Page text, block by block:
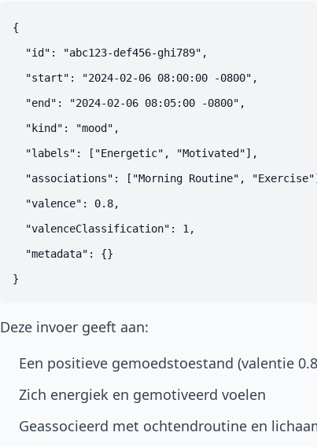
{
  "id": "abc123-def456-ghi789",
  "start": "2024-02-06 08:00:00 -0800",
  "end": "2024-02-06 08:05:00 -0800",
  "kind": "mood",
  "labels": ["Energetic", "Motivated"],
"associations": ["Morning Routine",
  "valence": 0.8,
  "valenceClassification": 1,
  "metadata": {}
Deze invoer geeft aan:
Een positieve gemoedstoestand (valentie
Zich energiek en gemotiveerd voelen
Geassocieerd met ochtendroutine en